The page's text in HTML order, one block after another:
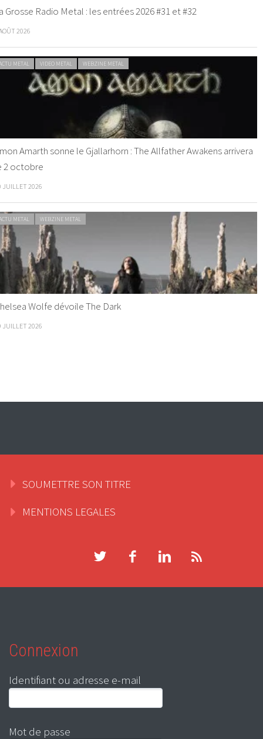
Grosse Radio Metal : les entrées 2026 #31 et #32
2026
METAL VIDEO METAL WEBZINE METAL
Amarth sonne le Gjallarhorn : The Allfather Awakens arrivera
2 octobre
JUILLET 2026
METAL WEBZINE METAL
Wolfe dévoile The Dark
JUILLET 2026
SOUMETTRE SON TITRE
MENTIONS LEGALES
Connexion
Identifiant ou adresse e-mail
Mot de passe